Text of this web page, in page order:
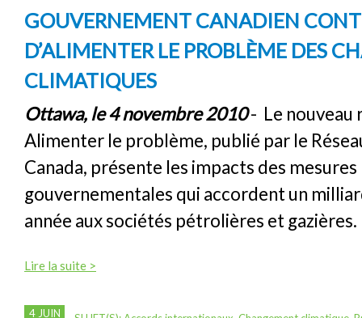
GOUVERNEMENT CANADIEN
D’ALIMENTER LE PROBLÈME DES
CLIMATIQUES
Ottawa, le 4 novembre 2010- Le nouveau
Alimenter le problème, publié par le
Canada, présente les impacts des mesures
gouvernementales qui accordent un
année aux sociétés pétrolières et gazières.
Lire la suite >
4 JUIN